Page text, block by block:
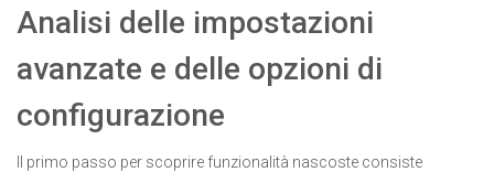
Analisi delle impostazioni
avanzate e delle opzioni di
configurazione
Il primo passo per scoprire funzionalità nascoste consiste